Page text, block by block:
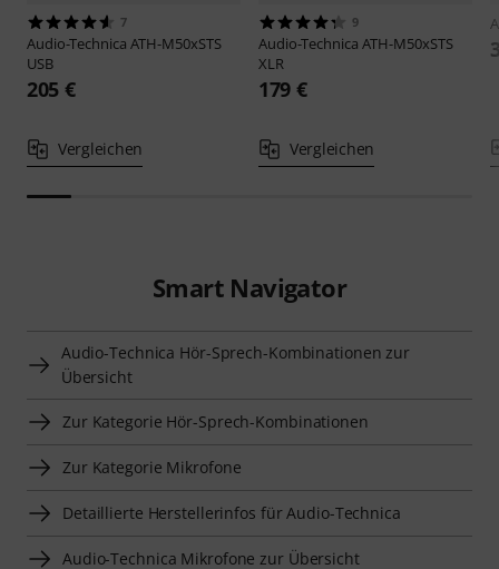
7
Audio-Technica ATH-M50xSTS
USB
205 €
Vergleichen
9
Audio-Technica ATH-M50xSTS
XLR
179 €
Vergleichen
Smart Navigator
Audio-Technica Hör-Sprech-Kombinationen zur
Übersicht
Zur Kategorie Hör-Sprech-Kombinationen
Zur Kategorie Mikrofone
Detaillierte Herstellerinfos für Audio-Technica
Audio-Technica Mikrofone zur Übersicht